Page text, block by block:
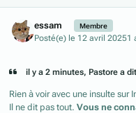
essam Membre
Posté(e) le 12 avril 20251
il y a 2 minutes, Pastore a
Rien à voir avec une insulte
Il ne dit pas tout. Vous ne